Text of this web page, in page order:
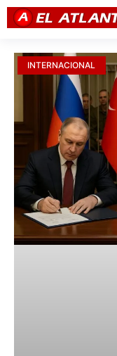
INTERNACIONAL